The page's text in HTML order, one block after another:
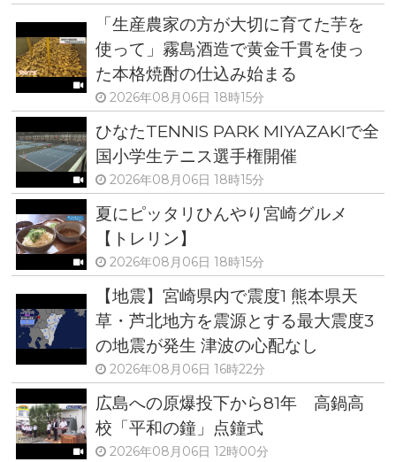
「生産農家の方が大切に育てた芋を
使って」霧島酒造で黄金千貫を使っ
た本格焼酎の仕込み始まる
2026年08月06日 18時15分
ひなたTENNIS PARK MIYAZAKIで全
国小学生テニス選手権開催
2026年08月06日 18時15分
夏にピッタリひんやり宮崎グルメ
【トレリン】
2026年08月06日 18時15分
【地震】宮崎県内で震度1 熊本県天
草・芦北地方を震源とする最大震度3
の地震が発生 津波の心配なし
2026年08月06日 16時22分
広島への原爆投下から81年 高鍋高
校「平和の鐘」点鐘式
2026年08月06日 12時00分